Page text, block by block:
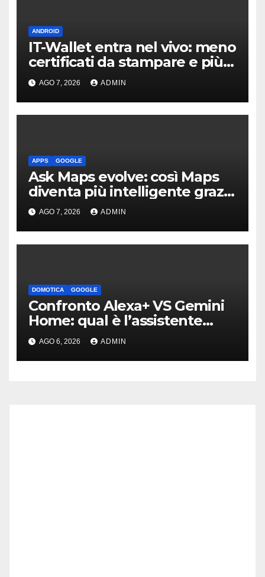
ANDROID
IT-Wallet entra nel vivo: meno
certificati da stampare e più
documenti digitali
AGO 7, 2026 ADMIN
APPS GOOGLE
Ask Maps evolve: così Maps
diventa più intelligente grazie
a Gemini
AGO 7, 2026 ADMIN
DOMOTICA GOOGLE
Confronto Alexa+ VS Gemini
Home: qual è l’assistente
migliore | Video
AGO 6, 2026 ADMIN